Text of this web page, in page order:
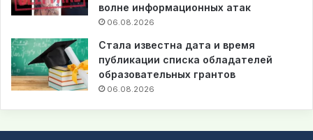
волне информационных атак
06.08.2026
Стала известна дата и время
публикации списка обладателей
образовательных грантов
06.08.2026